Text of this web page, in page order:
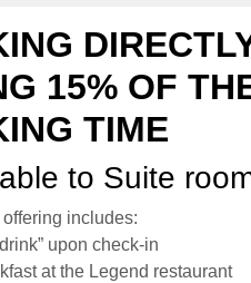
15% OF
TIME
to Suite
includes:
upon check-in
at the Legend restaurant